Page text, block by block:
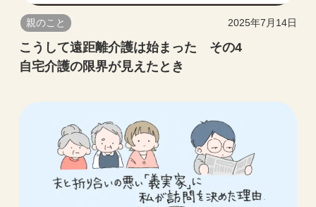
親のこと 2025年7月14日
こうして遠距離介護は始まった その4
自宅介護の限界が見えたとき